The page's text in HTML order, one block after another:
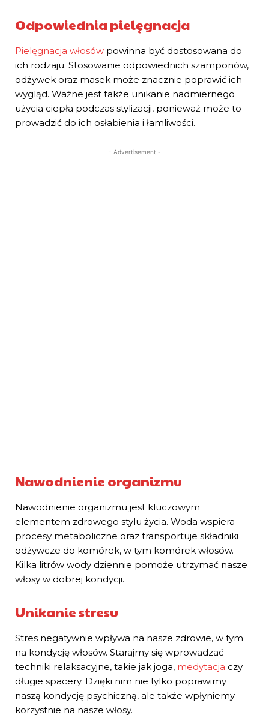
Odpowiednia pielęgnacja
Pielęgnacja włosów powinna być dostosowana do
ich rodzaju. Stosowanie odpowiednich szamponów,
odżywek oraz masek może znacznie poprawić ich
wygląd. Ważne jest także unikanie nadmiernego
użycia ciepła podczas stylizacji, ponieważ może to
prowadzić do ich osłabienia i łamliwości.
- Advertisement -
Nawodnienie organizmu
Nawodnienie organizmu jest kluczowym
elementem zdrowego stylu życia. Woda wspiera
procesy metaboliczne oraz transportuje składniki
odżywcze do komórek, w tym komórek włosów.
Kilka litrów wody dziennie pomoże utrzymać nasze
włosy w dobrej kondycji.
Unikanie stresu
Stres negatywnie wpływa na nasze zdrowie, w tym
na kondycję włosów. Starajmy się wprowadzać
techniki relaksacyjne, takie jak joga, medytacja czy
długie spacery. Dzięki nim nie tylko poprawimy
naszą kondycję psychiczną, ale także wpłyniemy
korzystnie na nasze włosy.